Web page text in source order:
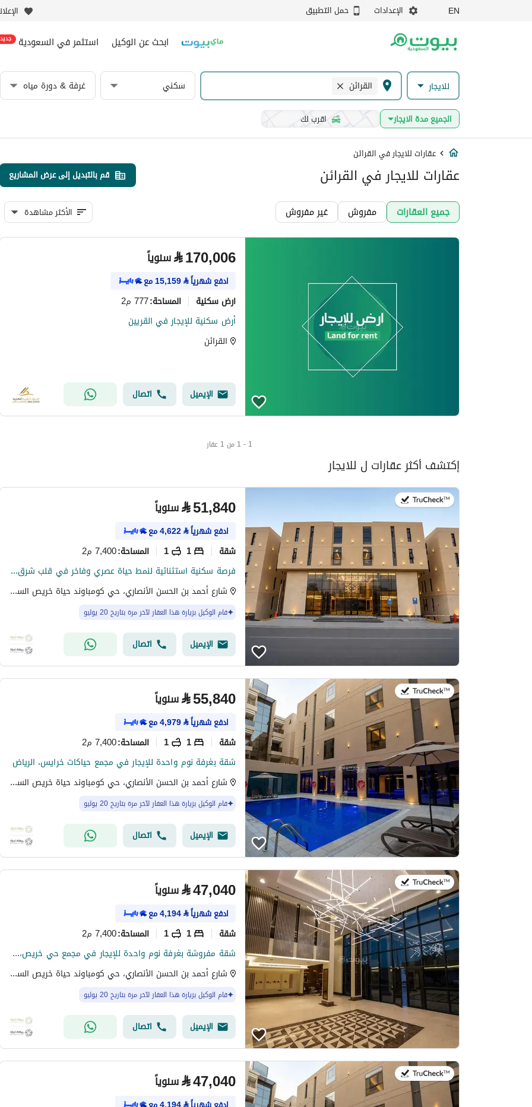
EN الإعدادات حمل التطبيق
ابحث عن الوكيل استثمر في السعودية جديد
للايجار القرائن سكني غرفة & دورة مياه
الجميع مدة الايجار اقرب لك
عقارات للايجار في القرائن
عقارات للايجار في القرائن قم بالتبديل إلى عرض المشاريع
جميع العقارات مفروش غير مفروش الأكثر مشاهدة
⃁170,006 سنوياً
ادفع شهرياً⃁
15,159مع
ارض سكنية المساحة:777 م2
أرض سكنية للإيجار في القريين
القرائن
الإيميل اتصال
1 - 1 من 1 عقار
إكتشف أكثر عقارات ل للايجار
⃁51,840 سنوياً
ادفع شهرياً⃁
4,622مع
شقة 1
1 المساحة:7,400 م2
فرصة سكنية استثنائية لنمط حياة عصري وفاخر في قلب شرق الرياض
شارع أحمد بن الحسن الأنصاري، حي كومباوند حياة خريص السكني، شرق الرياض، الرياض
قام الوكيل بزيارة هذا العقار لآخر مرة بتاريخ 20 يوليو
الإيميل اتصال
⃁55,840 سنوياً
ادفع شهرياً⃁
4,979مع
شقة 1
1 المساحة:7,400 م2
شقة بغرفة نوم واحدة للإيجار في مجمع حياكات خرايس، الرياض
شارع أحمد بن الحسن الأنصاري، حي كومباوند حياة خريص السكني، شرق الرياض، الرياض
قام الوكيل بزيارة هذا العقار لآخر مرة بتاريخ 20 يوليو
الإيميل اتصال
⃁47,040 سنوياً
ادفع شهرياً⃁
4,194مع
شقة 1
1 المساحة:7,400 م2
شقة مفروشة بغرفة نوم واحدة للإيجار في مجمع حي خريص، الرياض
شارع أحمد بن الحسن الأنصاري، حي كومباوند حياة خريص السكني، شرق الرياض، الرياض
قام الوكيل بزيارة هذا العقار لآخر مرة بتاريخ 20 يوليو
الإيميل اتصال
⃁47,040 سنوياً